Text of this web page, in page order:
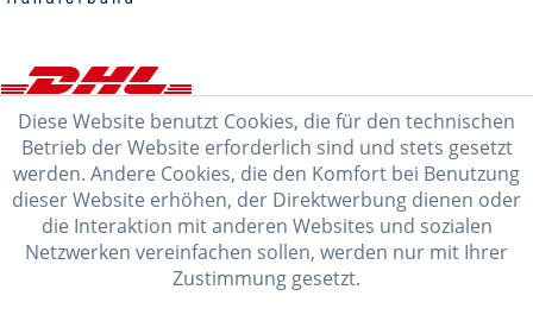
Diese Website benutzt Cookies, die für den technischen
Betrieb der Website erforderlich sind und stets gesetzt
werden. Andere Cookies, die den Komfort bei Benutzung
dieser Website erhöhen, der Direktwerbung dienen oder
die Interaktion mit anderen Websites und sozialen
Netzwerken vereinfachen sollen, werden nur mit Ihrer
Zustimmung gesetzt.